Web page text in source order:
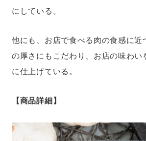
にしている。
他にも、お店で食べる肉の食感に近
の厚さにもこだわり、お店の味わい
に仕上げている。
【商品詳細】